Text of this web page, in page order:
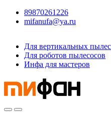
89870261226
mifanufa@ya.ru
Для вертикальных
Для роботов пылесосов
Инфа для мастеров